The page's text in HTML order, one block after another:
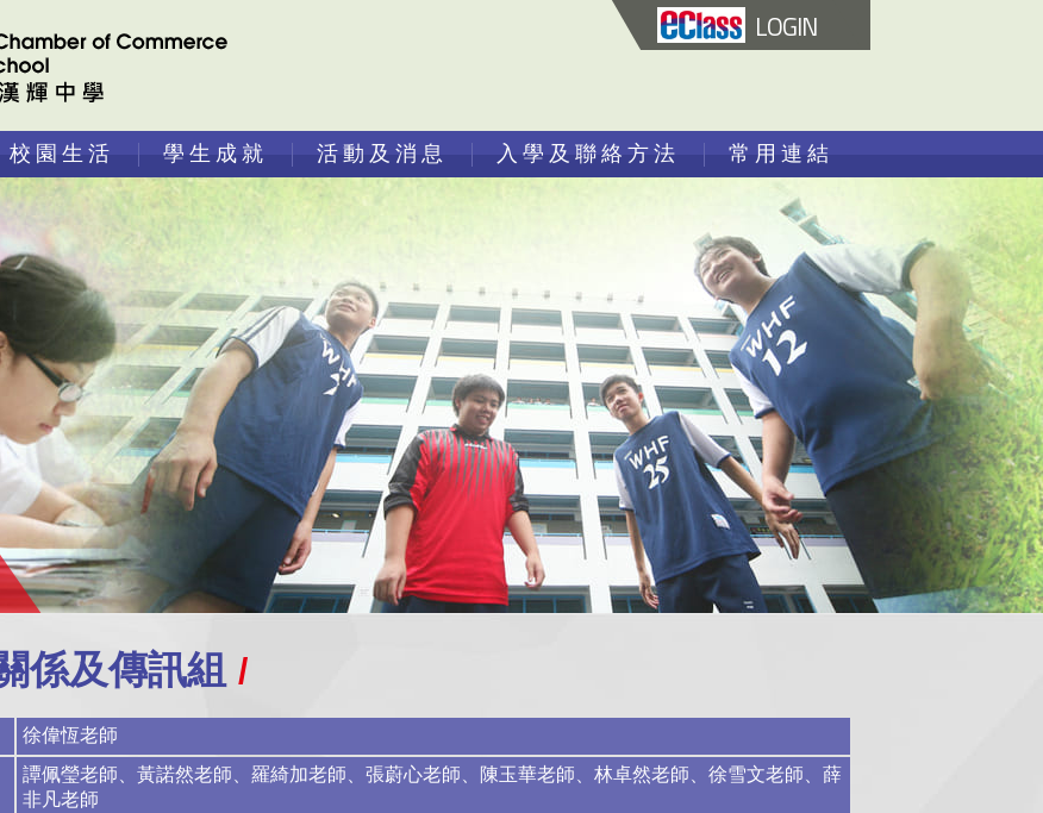
LOGIN
校園生活 學生成就 活動及消息 入學及聯絡方法 常用連結
係及傳訊組
徐偉恆老師
譚佩瑩老師、黃諾然老師、羅綺加老師、張蔚心老師、陳玉華老師、林卓然老師、徐雪文老師、薛
非凡老師